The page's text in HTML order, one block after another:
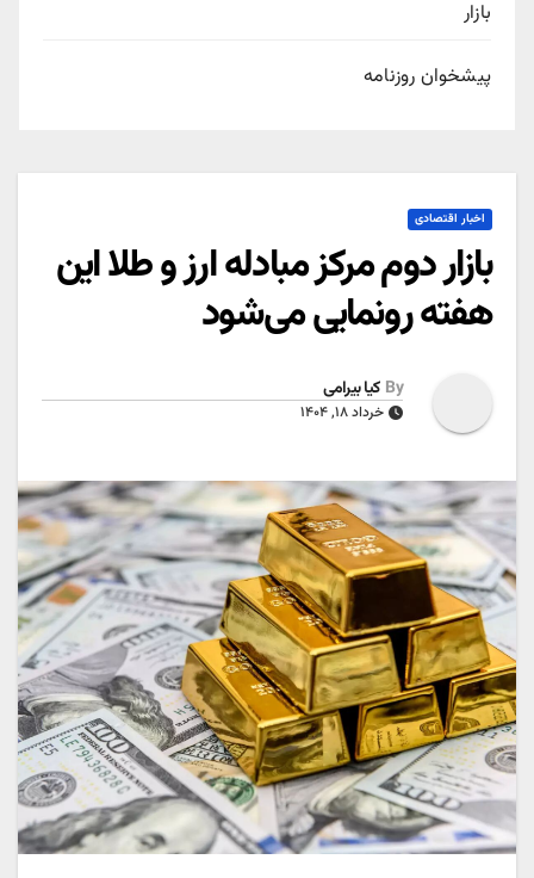
بازار
پیشخوان روزنامه
اخبار اقتصادی
بازار دوم مرکز مبادله ارز و طلا این
هفته رونمایی می‌شود
By کیا بیرامی
خرداد ۱۸, ۱۴۰۴